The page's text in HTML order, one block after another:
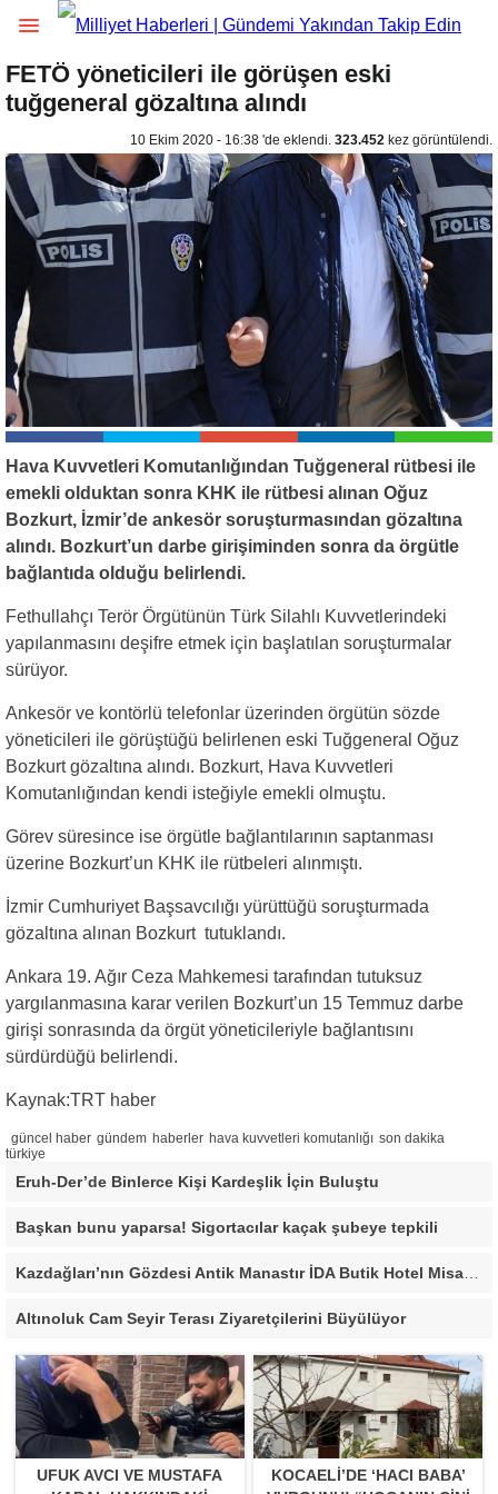
FETÖ yöneticileri ile görüşen eski
tuğgeneral gözaltına alındı
10 Ekim 2020 - 16:38 'de eklendi. 323.452 kez görüntülendi.
Hava Kuvvetleri Komutanlığından Tuğgeneral rütbesi ile
emekli olduktan sonra KHK ile rütbesi alınan Oğuz
Bozkurt, İzmir’de ankesör soruşturmasından gözaltına
alındı. Bozkurt’un darbe girişiminden sonra da örgütle
bağlantıda olduğu belirlendi.
Fethullahçı Terör Örgütünün Türk Silahlı Kuvvetlerindeki
yapılanmasını deşifre etmek için başlatılan soruşturmalar
sürüyor.
Ankesör ve kontörlü telefonlar üzerinden örgütün sözde
yöneticileri ile görüştüğü belirlenen eski Tuğgeneral Oğuz
Bozkurt gözaltına alındı. Bozkurt, Hava Kuvvetleri
Komutanlığından kendi isteğiyle emekli olmuştu.
Görev süresince ise örgütle bağlantılarının saptanması
üzerine Bozkurt’un KHK ile rütbeleri alınmıştı.
İzmir Cumhuriyet Başsavcılığı yürüttüğü soruşturmada
gözaltına alınan Bozkurt tutuklandı.
Ankara 19. Ağır Ceza Mahkemesi tarafından tutuksuz
yargılanmasına karar verilen Bozkurt’un 15 Temmuz darbe
girişi sonrasında da örgüt yöneticileriyle bağlantısını
sürdürdüğü belirlendi.
Kaynak:TRT haber
güncel haber gündem haberler hava kuvvetleri komutanlığı son dakika
türkiye
Eruh-Der’de Binlerce Kişi Kardeşlik İçin Buluştu
Başkan bunu yaparsa! Sigortacılar kaçak şubeye tepkili
Kazdağları’nın Gözdesi Antik Manastır İDA Butik Hotel Misafirlerinden Tam Not Alıyor
Altınoluk Cam Seyir Terası Ziyaretçilerini Büyülüyor
UFUK AVCI VE MUSTAFA
KOCAELI’DE ‘HACI BABA’